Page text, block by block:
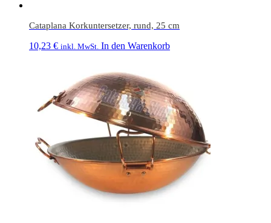
Cataplana Korkuntersetzer, rund, 25 cm
10,23 € inkl. MwSt. In den Warenkorb